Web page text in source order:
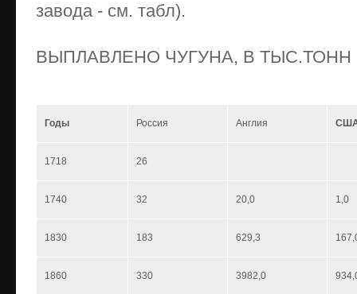
завода - см. табл).
ВЫПЛАВЛЕНО ЧУГУНА, В ТЫС.ТОНН
Годы Россия Англия
1718 26
1740 32 20,0 1,0
1830 183 629,3
1860 330 3982,0